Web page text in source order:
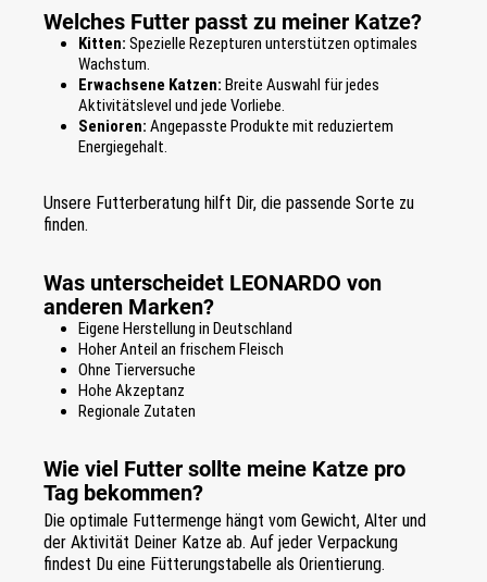
Welches Futter passt zu meiner Katze?
Kitten: Spezielle Rezepturen unterstützen optimales
Wachstum.
Erwachsene Katzen: Breite Auswahl für jedes
Aktivitätslevel und jede Vorliebe.
Senioren: Angepasste Produkte mit reduziertem
Energiegehalt.
Unsere Futterberatung hilft Dir, die passende Sorte zu
finden.
Was unterscheidet LEONARDO von
anderen Marken?
Eigene Herstellung in Deutschland
Hoher Anteil an frischem Fleisch
Ohne Tierversuche
Hohe Akzeptanz
Regionale Zutaten
Wie viel Futter sollte meine Katze pro
Tag bekommen?
Die optimale Futtermenge hängt vom Gewicht, Alter und
der Aktivität Deiner Katze ab. Auf jeder Verpackung
findest Du eine Fütterungstabelle als Orientierung.